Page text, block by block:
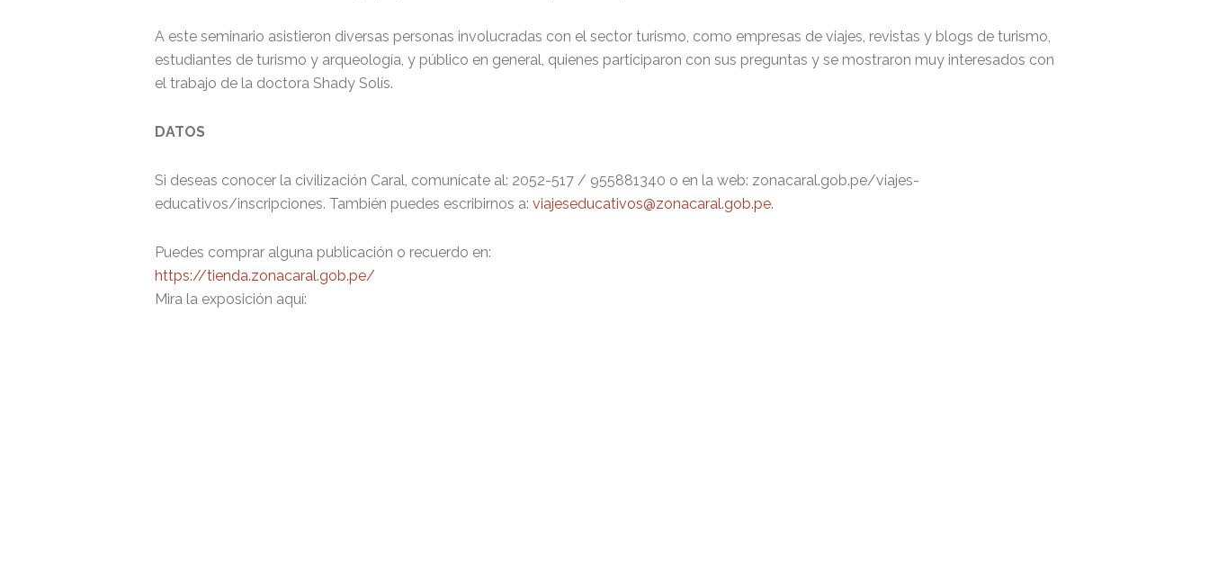
A este seminario asistieron diversas personas involucradas con el sector turismo, como empresas de viajes, revistas y blogs de turismo,
estudiantes de turismo y arqueología, y público en general, quienes participaron con sus preguntas y se mostraron muy interesados con
el trabajo de la doctora Shady Solís.
DATOS
Si deseas conocer la civilización Caral, comunícate al: 2052-517 / 955881340 o en la web: zonacaral.gob.pe/viajes-
educativos/inscripciones. También puedes escribirnos a: viajeseducativos@zonacaral.gob.pe.
Puedes comprar alguna publicación o recuerdo en:
https://tienda.zonacaral.gob.pe/
Mira la exposición aquí: